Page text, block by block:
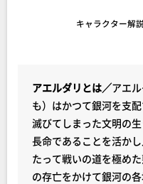
キャラクター解
アエルダリとは／アエ
も）はかつて銀河を支
滅びてしまった文明の
長命であることを活か
たって戦いの道を極め
の存亡をかけて銀河の